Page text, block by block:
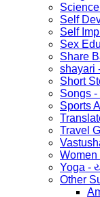
Science
Self
Self
Sex
Share
shayari
Short
Songs -
Sports
Travel
Women
Yoga -
Other